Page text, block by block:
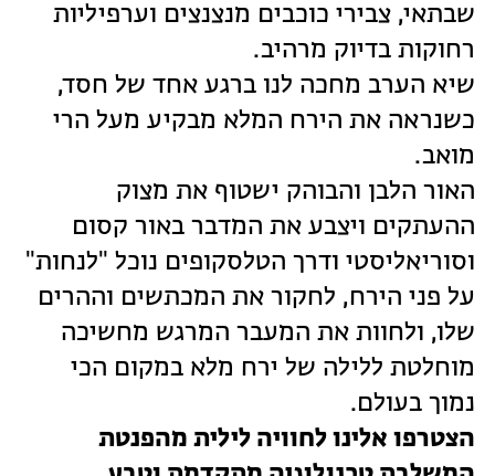
שבתאי, צבירי כוכבים מנצנצים וערפיליות
רחוקות בדיוק מרהיב.
שיא הערב מחכה לנו ברגע אחד של חסד,
כשנראה את הירח המלא מבקיע מעל הרי
מואב.
האור הלבן והבוהק ישטוף את מצוק
ההעתקים ויצבע את המדבר באור קסום
וסוריאליסטי ודרך הטלסקופים נוכל "לנחות"
על פני הירח, לחקור את המכתשים וההרים
שלו, ולחוות את המעבר המרגש מחשיכה
מוחלטת ללילה של ירח מלא במקום הכי
נמוך בעולם.
הצטרפו אלינו לחוויה לילית מהפנטת